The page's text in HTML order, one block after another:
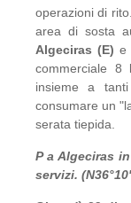
operazioni di
area di sosta
Algeciras (E) e
commerciale 8
insieme a
consumare un
serata tiepida.
P a Algeciras
servizi.